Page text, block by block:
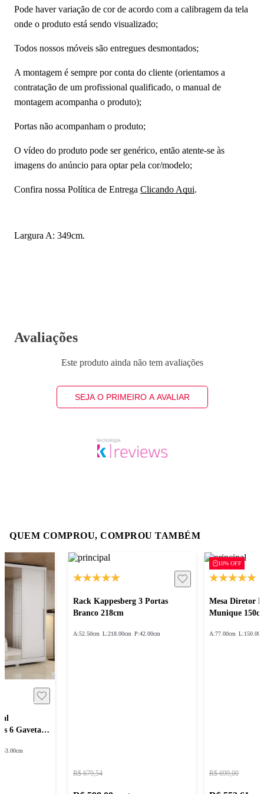
Pode haver variação de cor de acordo com a calibragem da tela
onde o produto está sendo visualizado;
Todos nossos móveis são entregues desmontados;
A montagem é sempre por conta do cliente (orientamos a
contratação de um profissional qualificado, o manual de
montagem acompanha o produto);
Portas não acompanham o produto;
O vídeo do produto pode ser genérico, então atente-se às
imagens do anúncio para optar pela cor/modelo;
Confira nossa Política de Entrega Clicando Aqui.
Largura A: 349cm.
Avaliações
Este produto ainda não tem avaliações
SEJA O PRIMEIRO A AVALIAR
QUEM COMPROU, COMPROU TAMBÉM
Rack Kappesberg 3 Portas
Branco 218cm
A:52.50cm L:218.00cm P:42.00cm
R$ 679,54
10% OFF
Mesa Diretor
Munique
A:77.00cm L:
R$ 699,00
6 Gavetas
53.00cm